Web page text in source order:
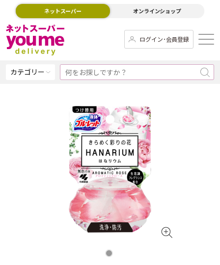
ネットスーパー オンラインショップ
ログイン･会員登録
カテゴリー